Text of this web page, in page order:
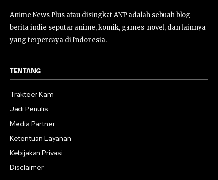
Anime News Plus atau disingkat ANP adalah sebuah blog
berita indie seputar anime, komik, games, novel, dan lainnya
yang terpercaya di Indonesia.
TENTANG
Trakteer Kami
Jadi Penulis
Media Partner
Ketentuan Layanan
Kebijakan Privasi
Disclaimer